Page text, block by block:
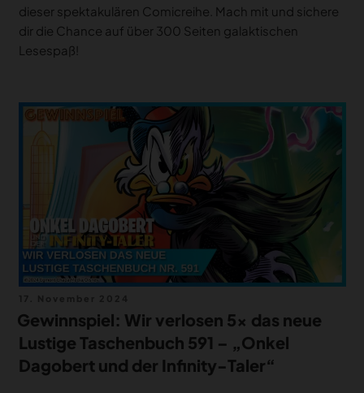
dieser spektakulären Comicreihe. Mach mit und sichere
dir die Chance auf über 300 Seiten galaktischen
Lesespaß!
am
Gewinnspiel: Wir verlosen 5x das neue
Lustige Taschenbuch 591 – „Onkel
Dagobert und der Infinity-Taler“